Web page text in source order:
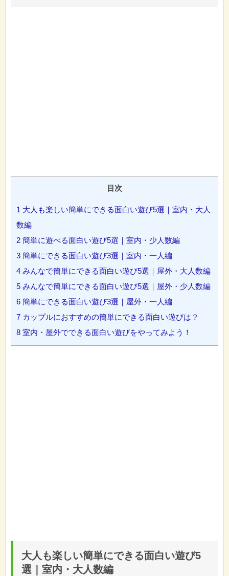
目次
1 大人も楽しい簡単にできる面白い遊び5選｜室内・大人
数編
2 簡単に遊べる面白い遊び5選｜室内・少人数編
3 簡単にできる面白い遊び3選｜室内・一人編
4 みんなで簡単にできる面白い遊び5選｜屋外・大人数編
5 みんなで簡単にできる面白い遊び5選｜屋外・少人数編
6 簡単にできる面白い遊び3選｜屋外・一人編
7 カップルにおすすめの簡単にできる面白い遊びは？
8 室内・屋外でできる面白い遊びをやってみよう！
大人も楽しい簡単にできる面白い遊び5
選｜室内・大人数編